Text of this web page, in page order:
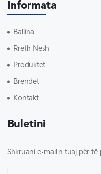
Informata
Ballina
Rreth Nesh
Produktet
Brendet
Kontakt
Buletini
Shkruani e-mailin tuaj për